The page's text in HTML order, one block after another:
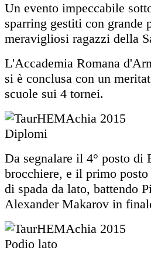
Un evento impeccabile
sparring gestiti con grande
meravigliosi ragazzi della
L'Accademia Romana
si è conclusa con un
scuole sui 4 tornei.
Da segnalare il 4° posto di
brocchiere, e il primo
di spada da lato, battendo
Alexander Makarov in